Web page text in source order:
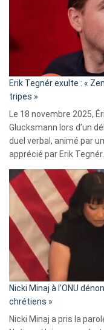
Erik Tegnér exulte : «
tripes »
Le 18 novembre 2025,
Glucksmann lors d’un
duel verbal, animé par
apprécié par Erik Tegnér.
Nicki Minaj à l’ONU
chrétiens »
Nicki Minaj a pris la